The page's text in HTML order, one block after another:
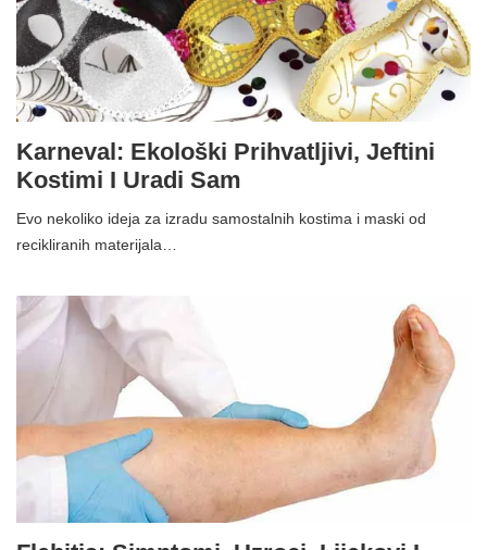
Karneval: Ekološki Prihvatljivi, Jeftini
Kostimi I Uradi Sam
Evo nekoliko ideja za izradu samostalnih kostima i maski od
recikliranih materijala…